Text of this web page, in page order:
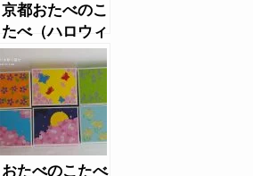
京都おたべのこ
たべ（ハロウィ
ン）
おたべのこたべ